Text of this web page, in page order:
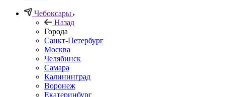
Чебоксары
Назад
Города
Санкт-Петербург
Москва
Челябинск
Самара
Калининград
Воронеж
Екатеринбург